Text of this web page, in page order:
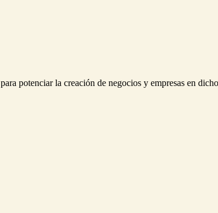
para potenciar la creación de negocios y empresas en